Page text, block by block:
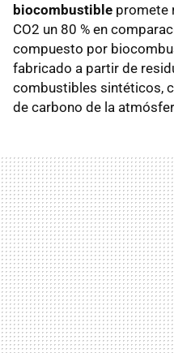
biocombustible promete
CO2 un 80 % en
compuesto por
fabricado a partir de
combustibles sintéticos,
de carbono de la